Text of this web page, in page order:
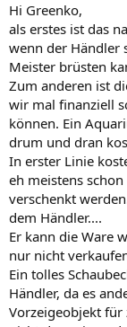
Hi Greenko,
als erstes ist das
wenn der Händler
Meister brüsten
Zum anderen ist
wir mal finanziell
können. Ein
drum und dran
In erster Linie
eh meistens
verschenkt
dem Händler....
Er kann die Ware
nur nicht
Ein tolles
Händler, da es
Vorzeigeobjekt für